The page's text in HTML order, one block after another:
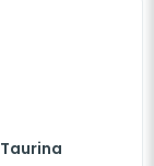
Taurina